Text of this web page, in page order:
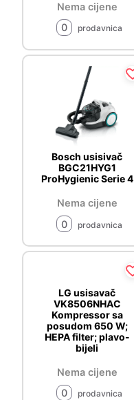
Nema cijene
0
prodavnica
Bosch usisivač
BGC21HYG1
ProHygienic Serie 4
Nema cijene
0
prodavnica
LG usisavač
VK8506NHAC
Kompressor sa
posudom 650 W;
HEPA filter; plavo-
bijeli
Nema cijene
0
prodavnica